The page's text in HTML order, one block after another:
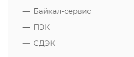
Байкал-сервис
ПЭК
СДЭК